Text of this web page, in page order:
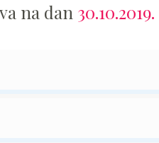
na dan 30.10.2019.